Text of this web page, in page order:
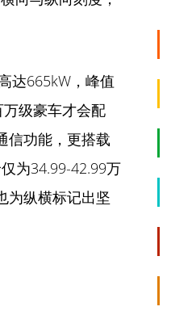
达665kW，峰值
级豪车才会配
信功能，更搭载
为34.99-42.99万
为纵横标记出坚